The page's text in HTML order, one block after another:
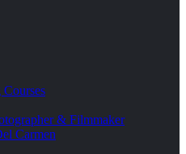
& Filmmaker
Carmen